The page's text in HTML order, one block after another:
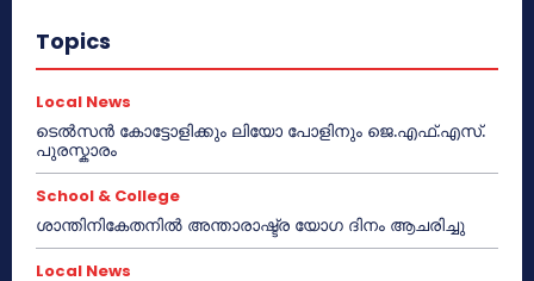
Topics
Local News
ടെൽസൻ കോട്ടോളിക്കും ലിയോ പോളിനും ജെ.എഫ്.എസ്.
പുരസ്കാരം
School & College
ശാന്തിനികേതനിൽ അന്താരാഷ്ട്ര യോഗ ദിനം ആചരിച്ചു
Local News